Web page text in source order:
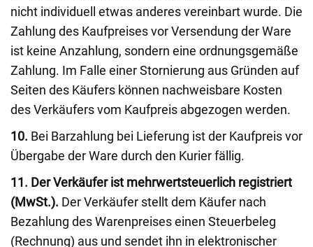
nicht individuell etwas anderes vereinbart wurde. Die
Zahlung des Kaufpreises vor Versendung der Ware
ist keine Anzahlung, sondern eine ordnungsgemäße
Zahlung. Im Falle einer Stornierung aus Gründen auf
Seiten des Käufers können nachweisbare Kosten
des Verkäufers vom Kaufpreis abgezogen werden.
10. Bei Barzahlung bei Lieferung ist der Kaufpreis vor
Übergabe der Ware durch den Kurier fällig.
11. Der Verkäufer ist mehrwertsteuerlich registriert
(MwSt.). Der Verkäufer stellt dem Käufer nach
Bezahlung des Warenpreises einen Steuerbeleg
(Rechnung) aus und sendet ihn in elektronischer